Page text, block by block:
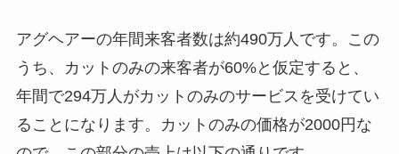
アグヘアーの年間来客者数は約490万人です。この
うち、カットのみの来客者が60%と仮定すると、
年間で294万人がカットのみのサービスを受けてい
ることになります。カットのみの価格が2000円な